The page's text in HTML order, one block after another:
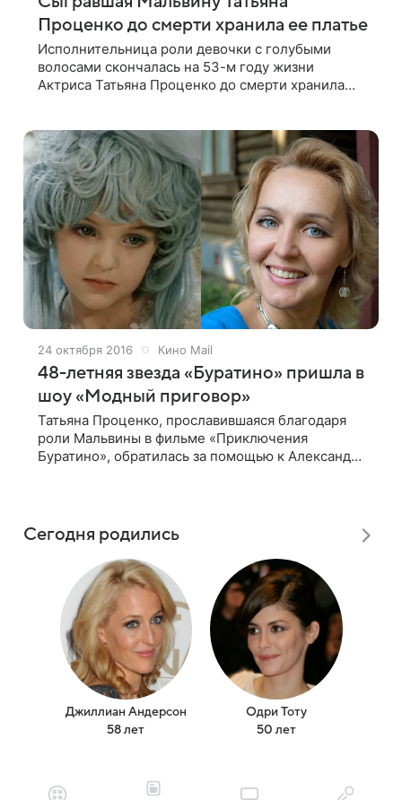
Проценко до смерти хранила ее платье
Исполнительница роли девочки с голубыми
волосами скончалась на 53-м году жизни
Актриса Татьяна Проценко до смерти хранила
Проценко стало известно 19
24 октября 2016 Кино Mail
48-летняя звезда «Буратино» пришла в
шоу «Модный приговор»
Татьяна Проценко, прославившаяся благодаря
роли Мальвины в фильме «Приключения
Буратино», обратилась за помощью к Александру
Сегодня родились
Джиллиан Андерсон
58 лет
Одри Тоту
50 лет